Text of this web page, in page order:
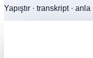
Yapıştır · transkript · anla